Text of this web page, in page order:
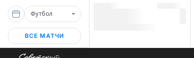
Футбол
ВСЕ МАТЧИ